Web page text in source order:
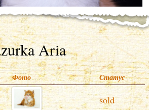
Aria
Фото Статус
sold